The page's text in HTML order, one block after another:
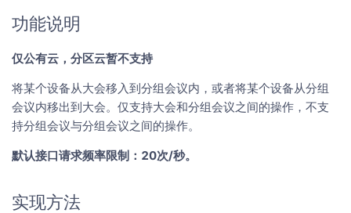
功能说明
仅公有云，分区云暂不支持
将某个设备从大会移入到分组会议内，或者将某个设备从分组
会议内移出到大会。仅支持大会和分组会议之间的操作，不支
持分组会议与分组会议之间的操作。
默认接口请求频率限制：20次/秒。
实现方法